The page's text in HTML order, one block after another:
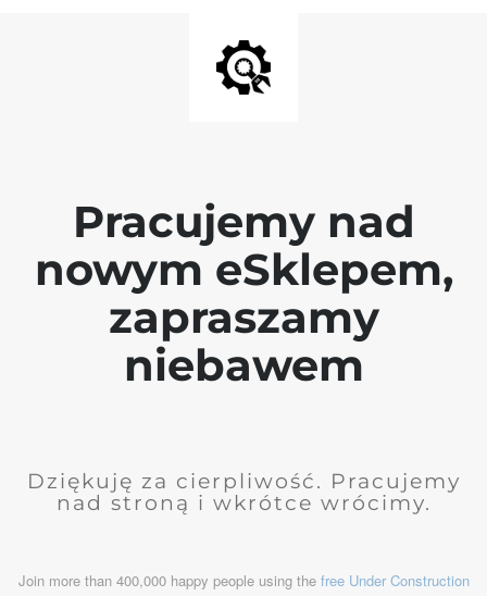
Pracujemy nad
nowym eSklepem,
zapraszamy
niebawem
Dziękuję za cierpliwość. Pracujemy
nad stroną i wkrótce wrócimy.
Join more than 400,000 happy people using the free Under Construction